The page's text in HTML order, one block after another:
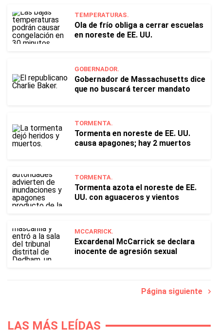
TEMPERATURAS.
Ola de frío obliga a cerrar escuelas
en noreste de EE. UU.
GOBERNADOR.
Gobernador de Massachusetts dice
que no buscará tercer mandato
TORMENTA.
Tormenta en noreste de EE. UU.
causa apagones; hay 2 muertos
TORMENTA.
Tormenta azota el noreste de EE.
UU. con aguaceros y vientos
MCCARRICK.
Excardenal McCarrick se declara
inocente de agresión sexual
Página siguiente
LAS MÁS LEÍDAS